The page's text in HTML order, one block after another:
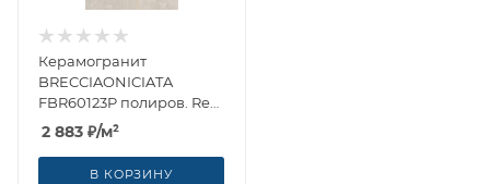
Керамогранит
BRECCIAONICIATA
FBR60123P полиров. Rect
60x120 от Enping Jingye
Ceramic (Китай)
2 883 ₽/м²
В КОРЗИНУ